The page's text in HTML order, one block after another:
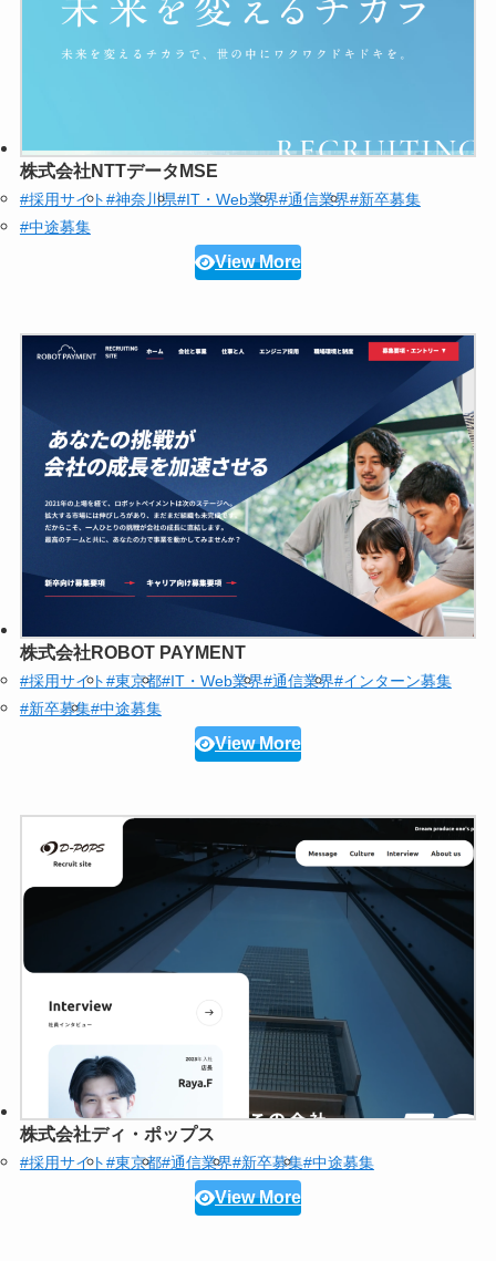
株式会社NTTデータMSE
#採用サイト#神奈川県#IT・Web業界#通信業界#新卒募集
#中途募集
View More
株式会社ROBOT PAYMENT
#採用サイト#東京都#IT・Web業界#通信業界#インターン募集
#新卒募集#中途募集
View More
株式会社ディ・ポップス
#採用サイト#東京都#通信業界#新卒募集#中途募集
View More